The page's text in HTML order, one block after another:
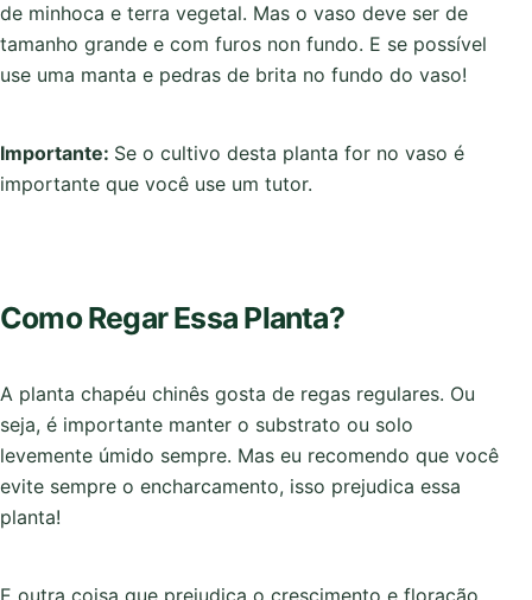
de minhoca e terra vegetal. Mas o vaso deve ser de
tamanho grande e com furos non fundo. E se possível
use uma manta e pedras de brita no fundo do vaso!
Importante: Se o cultivo desta planta for no vaso é
importante que você use um tutor.
Como Regar Essa Planta?
A planta chapéu chinês gosta de regas regulares. Ou
seja, é importante manter o substrato ou solo
levemente úmido sempre. Mas eu recomendo que você
evite sempre o encharcamento, isso prejudica essa
planta!
E outra coisa que prejudica o crescimento e floração